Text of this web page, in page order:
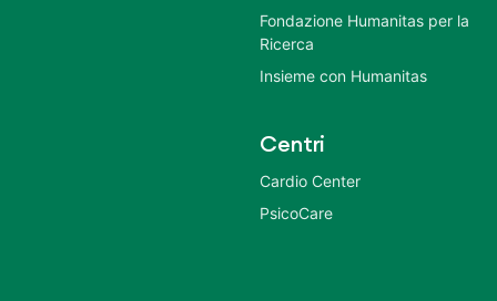
Fondazione Humanitas per la
Ricerca
Insieme con Humanitas
Centri
Cardio Center
PsicoCare